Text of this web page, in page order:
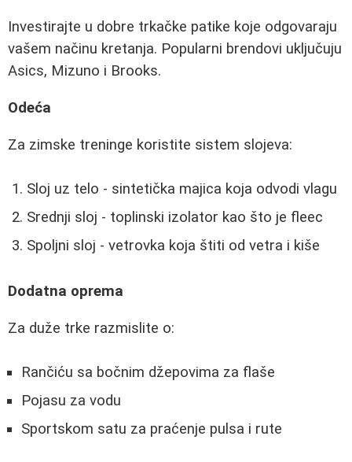
Investirajte u dobre trkačke patike koje odgovaraju
vašem načinu kretanja. Popularni brendovi uključuju
Asics, Mizuno i Brooks.
Odeća
Za zimske treninge koristite sistem slojeva:
Sloj uz telo - sintetička majica koja odvodi vlagu
Srednji sloj - toplinski izolator kao što je fleec
Spoljni sloj - vetrovka koja štiti od vetra i kiše
Dodatna oprema
Za duže trke razmislite o:
Rančiću sa bočnim džepovima za flaše
Pojasu za vodu
Sportskom satu za praćenje pulsa i rute